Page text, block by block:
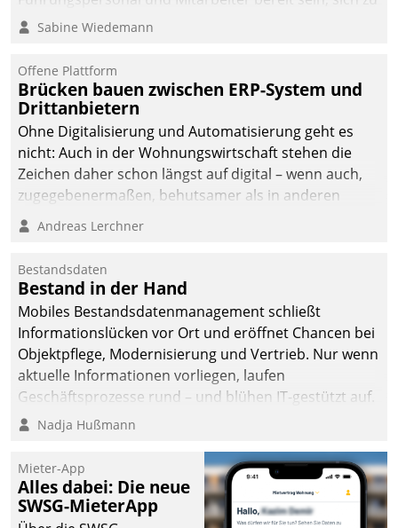
verändern und anzupassen, sonst werden sie an ihr
Sabine Wiedemann
Offene Plattform
Brücken bauen zwischen ERP-System und
Drittanbietern
Ohne Digitalisierung und Automatisierung geht es
nicht: Auch in der Wohnungswirtschaft stehen die
Zeichen daher schon längst auf digital – wenn auch,
zugegebenermaßen, behutsamer als in anderen
Branchen.
Andreas Lerchner
Bestandsdaten
Bestand in der Hand
Mobiles Bestandsdatenmanagement schließt
Informationslücken vor Ort und eröffnet Chancen bei
Objektpflege, Modernisierung und Vertrieb. Nur wenn
aktuelle Informationen vorliegen, laufen
Geschäftsprozesse rund – und blühen IT-gestützt auf.
Nadja Hußmann
Mieter-App
Alles dabei: Die neue
SWSG-MieterApp